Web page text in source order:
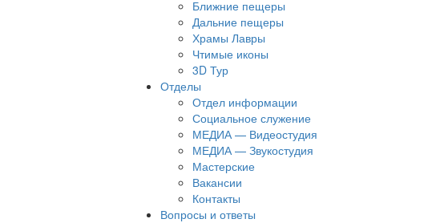
Ближние пещеры
Дальние пещеры
Храмы Лавры
Чтимые иконы
3D Тур
Отделы
Отдел информации
Социальное служение
МЕДИА — Видеостудия
МЕДИА — Звукостудия
Мастерские
Вакансии
Контакты
Вопросы и ответы